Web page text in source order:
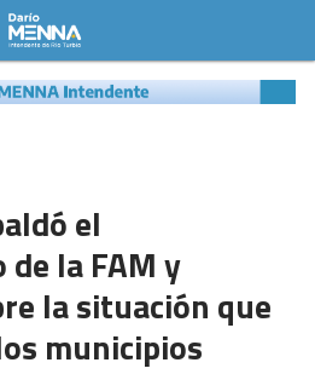
el
la FAM y
la situación que
municipios